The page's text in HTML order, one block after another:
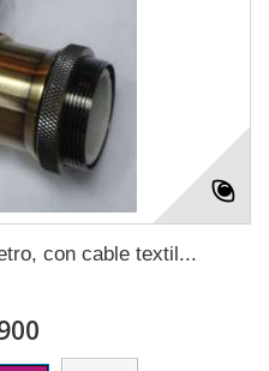
con cable textil...